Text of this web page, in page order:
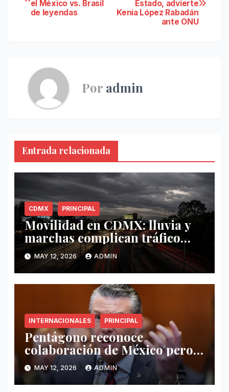
de
Estado, advierte
Kenia López Rabadán
ante ONU
el México vs. Brasil
de leyendas
Por admin
Entrada relacionada
CDMX PRINCIPAL
Movilidad en CDMX: lluvia y
marchas complican tráfico
este 12 de mayo
MAY 12, 2026 ADMIN
INTERNACIONALES PRINCIPAL
Pentágono reconoce
colaboración de México pero
exige mayor operatividad
antidrogas
MAY 12, 2026 ADMIN